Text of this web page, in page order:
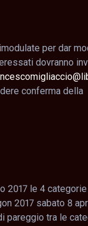
per dar
dovranno
conferma della
2017 le 4
2017 sabato 8
pareggio tra le